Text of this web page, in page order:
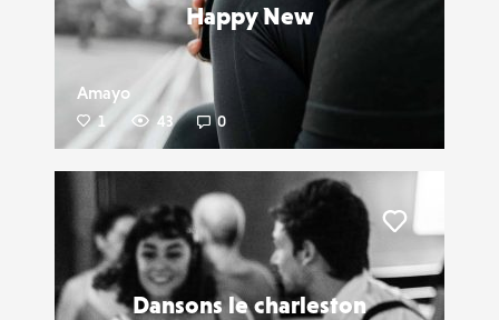
Happy New
Amayo
1 43 0
Dansons le charleston
Liker